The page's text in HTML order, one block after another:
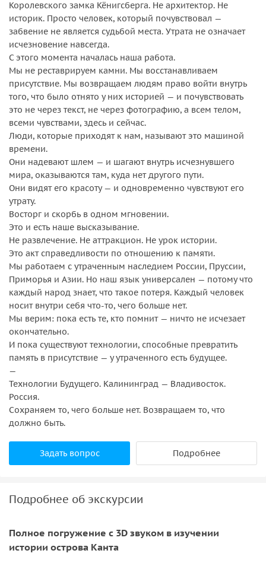
Королевского замка Кёнигсберга. Не архитектор. Не
историк. Просто человек, который почувствовал —
забвение не является судьбой места. Утрата не означает
исчезновение навсегда.
С этого момента началась наша работа.
Мы не реставрируем камни. Мы восстанавливаем
присутствие. Мы возвращаем людям право войти внутрь
того, что было отнято у них историей — и почувствовать
это не через текст, не через фотографию, а всем телом,
всеми чувствами, здесь и сейчас.
Люди, которые приходят к нам, называют это машиной
времени.
Они надевают шлем — и шагают внутрь исчезнувшего
мира, оказываются там, куда нет другого пути.
Они видят его красоту — и одновременно чувствуют его
утрату.
Восторг и скорбь в одном мгновении.
Это и есть наше высказывание.
Не развлечение. Не аттракцион. Не урок истории.
Это акт справедливости по отношению к памяти.
Мы работаем с утраченным наследием России, Пруссии,
Приморья и Азии. Но наш язык универсален — потому что
каждый народ знает, что такое потеря. Каждый человек
носит внутри себя что-то, чего больше нет.
Мы верим: пока есть те, кто помнит — ничто не исчезает
окончательно.
И пока существуют технологии, способные превратить
память в присутствие — у утраченного есть будущее.
—
Технологии Будущего. Калининград — Владивосток.
Россия.
Сохраняем то, чего больше нет. Возвращаем то, что
должно быть.
Задать вопрос Подробнее
Подробнее об экскурсии
Полное погружение с 3D звуком в изучении
истории острова Канта